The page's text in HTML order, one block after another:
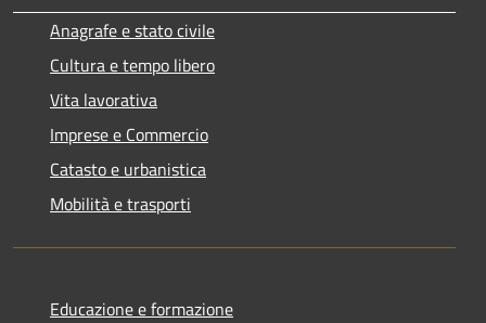
Anagrafe e stato civile
Cultura e tempo libero
Vita lavorativa
Imprese e Commercio
Catasto e urbanistica
Mobilità e trasporti
Educazione e formazione